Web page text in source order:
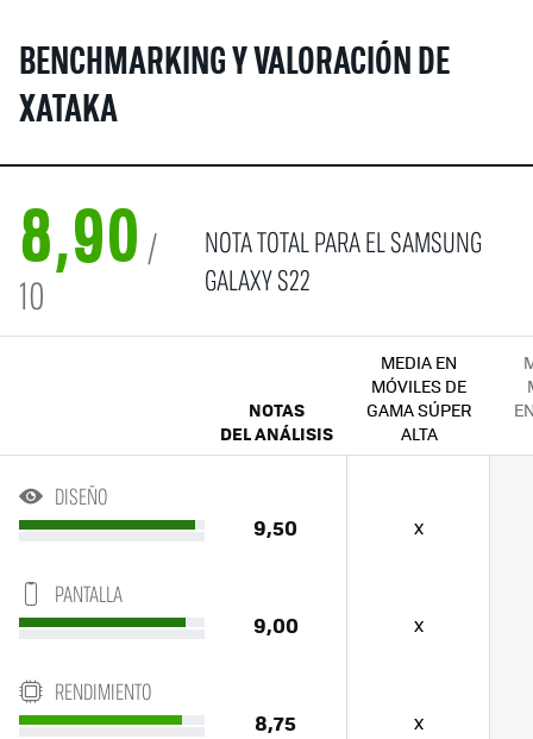
BENCHMARKING Y VALORACIÓN DE
XATAKA
8,90 /
10
NOTA TOTAL PARA EL SAMSUNG
GALAXY S22
NOTAS
DEL ANÁLISIS
MEDIA EN
MÓVILES DE
GAMA SÚPER
ALTA
DISEÑO
9,50 x
PANTALLA
9,00 x
RENDIMIENTO
8,75 x